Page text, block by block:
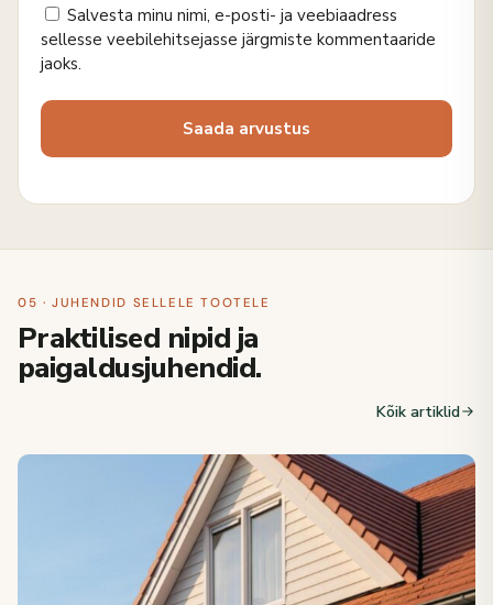
Salvesta minu nimi, e-posti- ja veebiaadress
sellesse veebilehitsejasse järgmiste kommentaaride
jaoks.
05 · JUHENDID SELLELE TOOTELE
Praktilised nipid ja
paigaldusjuhendid.
Kõik artiklid